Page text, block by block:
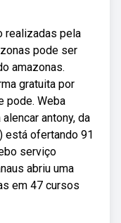
realizadas pela
pode ser
amazonas.
gratuita por
pode. Weba
antony, da
está ofertando 91
serviço
abriu uma
em 47 cursos